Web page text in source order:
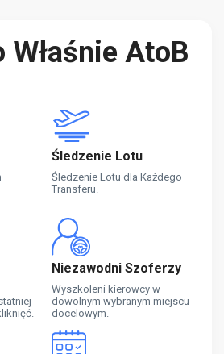
Właśnie AtoB
Śledzenie Lotu
Śledzenie Lotu dla Każdego
Transferu.
Niezawodni Szoferzy
Wyszkoleni kierowcy w
dowolnym wybranym miejscu
docelowym.